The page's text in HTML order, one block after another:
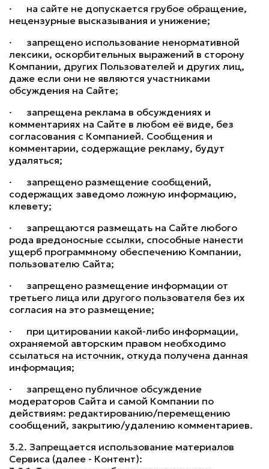
· на сайте не допускается грубое обращение,
нецензурные высказывания и унижение;
· запрещено использование ненормативной
лексики, оскорбительных выражений в сторону
Компании, других Пользователей и других лиц,
даже если они не являются участниками
обсуждения на Сайте;
· запрещена реклама в обсуждениях и
комментариях на Сайте в любом её виде, без
согласования с Компанией. Сообщения и
комментарии, содержащие рекламу, будут
удаляться;
· запрещено размещение сообщений,
содержащих заведомо ложную информацию,
клевету;
· запрещаются размещать на Сайте любого
рода вредоносные ссылки, способные нанести
ущерб программному обеспечению Компании,
пользователю Сайта;
· запрещено размещение информации от
третьего лица или другого пользователя без их
согласия на это размещение;
· при цитировании какой-либо информации,
охраняемой авторским правом необходимо
ссылаться на источник, откуда получена данная
информация;
· запрещено публичное обсуждение
модераторов Сайта и самой Компании по
действиям: редактированию/перемещению
сообщений, закрытию/удалению комментариев.
3.2. Запрещается использование материалов
Сервиса (далее - Контент):